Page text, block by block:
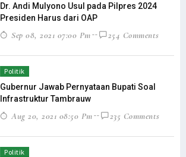
Dr. Andi Mulyono Usul pada Pilpres 2024
Presiden Harus dari OAP
Sep 08, 2021 07:00 Pm 254 Comments
Politik
Gubernur Jawab Pernyataan Bupati Soal
Infrastruktur Tambrauw
Aug 20, 2021 08:50 Pm 235 Comments
Politik